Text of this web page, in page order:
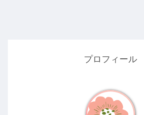
プロフィール